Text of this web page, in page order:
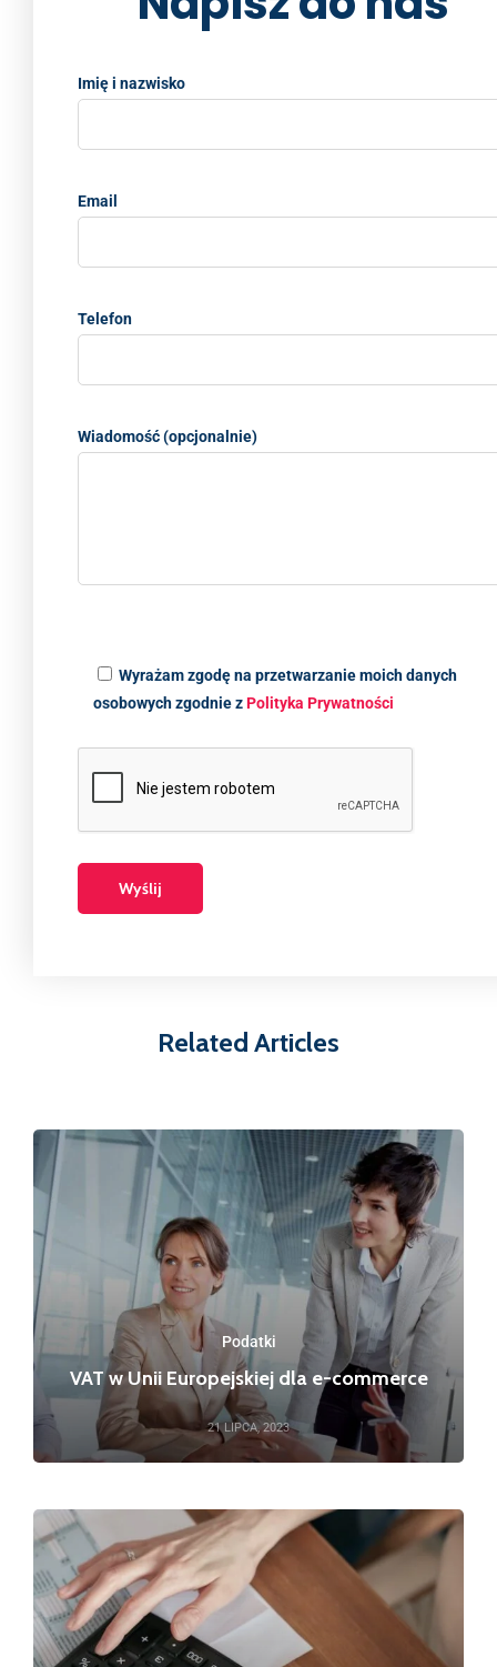
Imię i nazwisko
Email
Telefon
Wiadomość (opcjonalnie)
Wyrażam zgodę na przetwarzanie moich danych
osobowych zgodnie zPolityka Prywatności
Related Articles
Podatki
VAT w Unii Europejskiej dla e-commerce
21 LIPCA, 2023